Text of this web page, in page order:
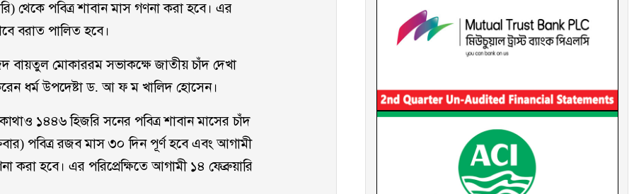
থেকে পবিত্র শাবান মাস গণনা করা হবে। এর
বরাত পালিত হবে।
বায়তুল মোকাররম সভাকক্ষে জাতীয় চাঁদ দেখা
ধর্ম উপদেষ্টা ড. আ ফ ম খালিদ হোসেন।
১৪৪৬ হিজরি সনের পবিত্র শাবান মাসের চাঁদ
পবিত্র রজব মাস ৩০ দিন পূর্ণ হবে এবং আগামী
করা হবে। এর পরিপ্রেক্ষিতে আগামী ১৪ ফেব্রুয়ারি